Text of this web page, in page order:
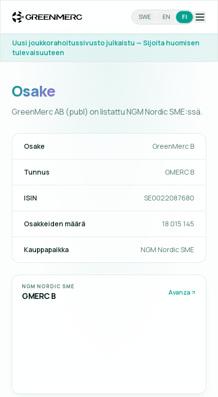
SWE EN FI
Uusi joukkorahoitussivusto julkaistu — Sijoita huomisen
tulevaisuuteen
Osake
GreenMerc AB (publ) on listattu NGM Nordic SME:ssä.
Osake GreenMerc B
Tunnus GMERC B
ISIN SE0022087680
Osakkeiden määrä 18 015 145
Kauppapaikka NGM Nordic SME
NGM NORDIC SME
GMERC B Avanza